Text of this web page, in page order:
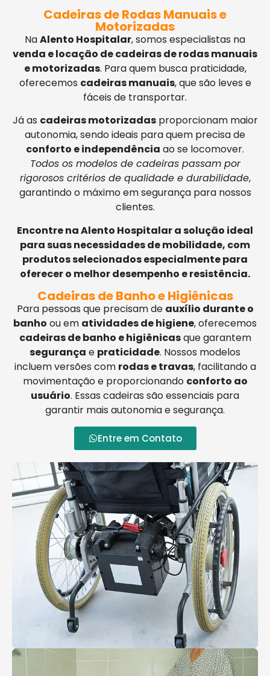
Cadeiras de Rodas Manuais e
Motorizadas
NaAlento Hospitalar, somos especialistas na
venda e locação de cadeiras de rodas manuais
e motorizadas. Para quem busca praticidade,
oferecemos cadeiras manuais, que são leves e
fáceis de transportar.
Já as cadeiras motorizadasproporcionam maior
autonomia, sendo ideais para quem precisa de
conforto e independência ao se locomover.
Todos os modelos de cadeiras passam por
rigorosos critérios de qualidade e durabilidade,
garantindo o máximo em segurança para nossos
clientes.
Encontre na Alento Hospitalar a solução ideal
para suas necessidades de mobilidade, com
produtos selecionados especialmente para
oferecer o melhor desempenho e resistência.
Cadeiras de Banho e Higiênicas
Para pessoas que precisam de auxílio durante o
banho ou em atividades de higiene, oferecemos
cadeiras de banho e higiênicasque garantem
segurança e praticidade. Nossos modelos
incluem versões com rodas e travas, facilitando a
movimentação e proporcionando conforto ao
usuário. Essas cadeiras são essenciais para
garantir mais autonomia e segurança.
Entre em Contato